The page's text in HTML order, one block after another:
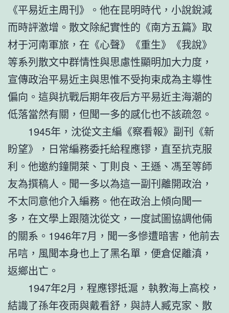
《平易近主周刊》。他在昆明時代，小說銳減
而時評激增。散文除紀實性的《南方五篇》取
材于河南軍旅，在《心聲》《重生》《我說》
等系列散文中群情性與思慮性顯明加大力度，
宣傳政治平易近主與思惟不受拘束成為主導性
偏向。這與抗戰后期年夜后方平易近主海潮的
低落當然有關，但聞一多的感化也不該疏忽。
1945年，沈從文主編《察看報》副刊《新
盼望》，日常編務委托給程應镠，直至抗克服
利。他邀約鐘開萊、丁則良、王遜、馮至等師
友為撰稿人。聞一多以為這一副刊離開政治，
不太同意他介入編務。他在政治上傾向聞一
多，在文學上跟隨沈從文，一度試圖協調他倆
的關系。1946年7月，聞一多慘遭暗害，他前去
吊唁，風聞本身也上了黑名單，便倉促離滇，
返鄉出亡。
1947年2月，程應镠抵滬，執教海上高校，
結識了孫年夜雨與戴看舒，與詩人臧克家、散